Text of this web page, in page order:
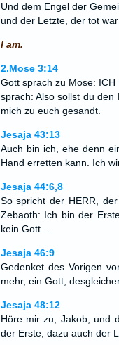
Und dem Engel der
und der Letzte, der tot
I am.
2.Mose 3:14
Gott sprach zu Mose: ICH
sprach: Also sollst du den
mich zu euch gesandt.
Jesaja 43:13
Auch bin ich, ehe denn
Hand erretten kann. Ich
Jesaja 44:6,8
So spricht der HERR,
Zebaoth: Ich bin der
kein Gott.…
Jesaja 46:9
Gedenket des Vorigen
mehr, ein Gott,
Jesaja 48:12
Höre mir zu, Jakob, und
der Erste, dazu auch der